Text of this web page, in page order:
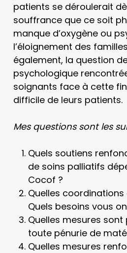
patients se déroulerait
souffrance que ce soit
manque d’oxygène ou
l’éloignement des
également, la question
psychologique
soignants face à cette
difficile de leurs patients.
Mes questions sont les
Quels soutiens
de soins palliatifs
Cocof ?
Quelles coordinations
Quels besoins vous
Quelles mesures sont
toute pénurie de
Quelles mesures